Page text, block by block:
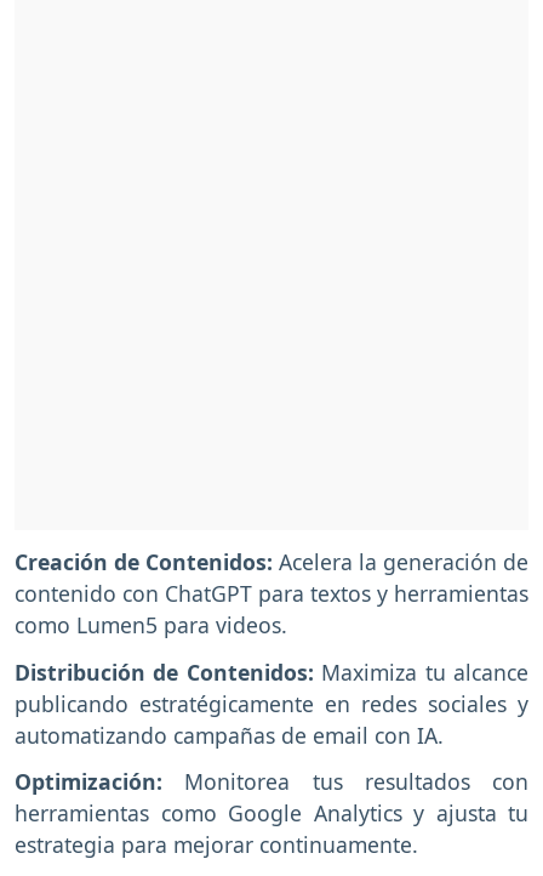
Creación de Contenidos: Acelera la generación de
contenido con ChatGPT para textos y herramientas
como Lumen5 para videos.
Distribución de Contenidos: Maximiza tu alcance
publicando estratégicamente en redes sociales y
automatizando campañas de email con IA.
Optimización: Monitorea tus resultados con
herramientas como Google Analytics y ajusta tu
estrategia para mejorar continuamente.